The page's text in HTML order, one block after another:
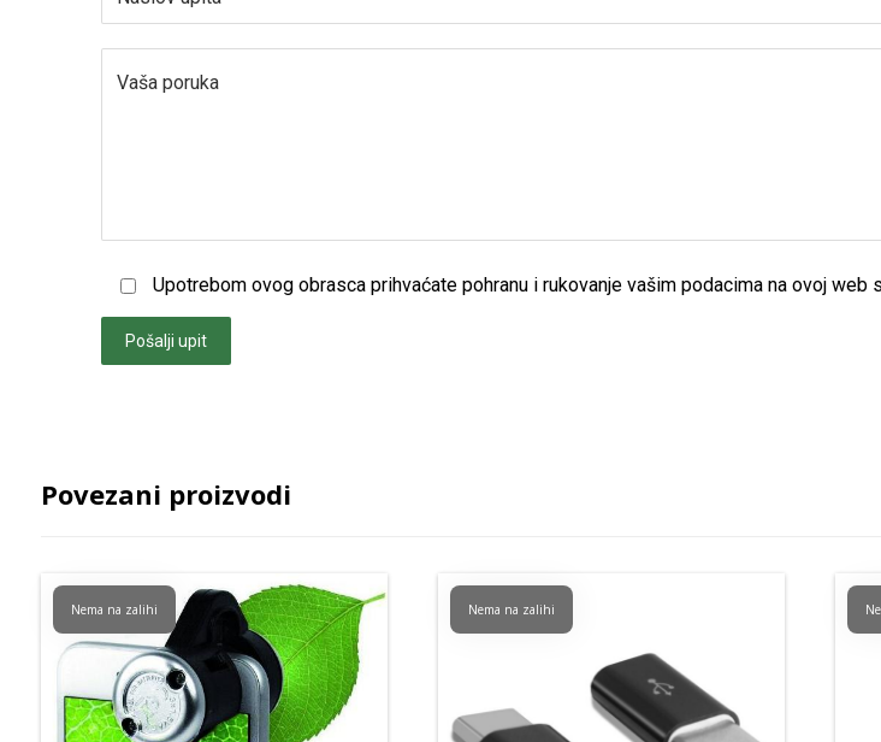
Upotrebom ovog obrasca prihvaćate pohranu i rukovanje vašim podacima na ovoj web
Pošalji upit
Povezani proizvodi
Nema na zalihi Nema na zalihi